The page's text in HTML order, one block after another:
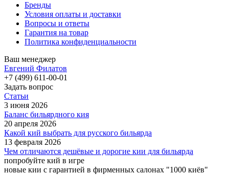
Бренды
Условия оплаты и доставки
Вопросы и ответы
Гарантия на товар
Политика конфиденциальности
Ваш менеджер
Евгений Филатов
+7 (499) 611-00-01
Задать вопрос
Статьи
3 июня 2026
Баланс бильярдного кия
20 апреля 2026
Какой кий выбрать для русского бильярда
13 февраля 2026
Чем отличаются дешёвые и дорогие кии для бильярда
попробуйте кий в игре
новые кии с гарантией в фирменных салонах "1000 киёв"